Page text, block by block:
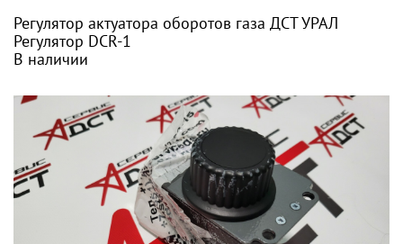
Регулятор актуатора оборотов газа ДСТ УРАЛ
Регулятор DCR-1
В наличии